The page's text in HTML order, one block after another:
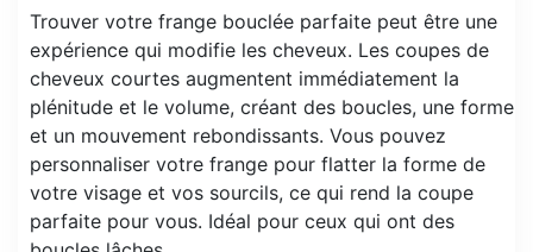
Trouver votre frange bouclée parfaite peut être une
expérience qui modifie les cheveux. Les coupes de
cheveux courtes augmentent immédiatement la
plénitude et le volume, créant des boucles, une forme
et un mouvement rebondissants. Vous pouvez
personnaliser votre frange pour flatter la forme de
votre visage et vos sourcils, ce qui rend la coupe
parfaite pour vous. Idéal pour ceux qui ont des